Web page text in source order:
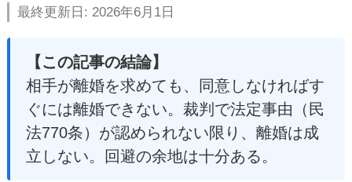
最終更新日: 2026年6月1日
【この記事の結論】
相手が離婚を求めても、同意しなければす
ぐには離婚できない。裁判で法定事由（民
法770条）が認められない限り、離婚は成
立しない。回避の余地は十分ある。